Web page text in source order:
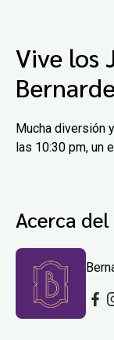
Vive los
Mucha diversión
las 10:30 pm, un
Acerca